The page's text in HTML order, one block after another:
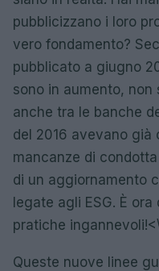
pubblicizzano i loro
vero fondamento?
pubblicato a giugno
sono in aumento,
anche tra le banche
del 2016 avevano già
mancanze di
di un aggiornamento
legate agli ESG. È
pratiche
Queste nuove linee